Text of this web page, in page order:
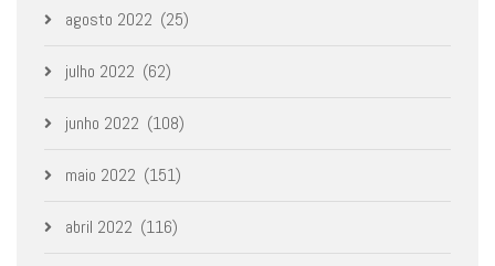
agosto 2022 (25)
julho 2022 (62)
junho 2022 (108)
maio 2022 (151)
abril 2022 (116)